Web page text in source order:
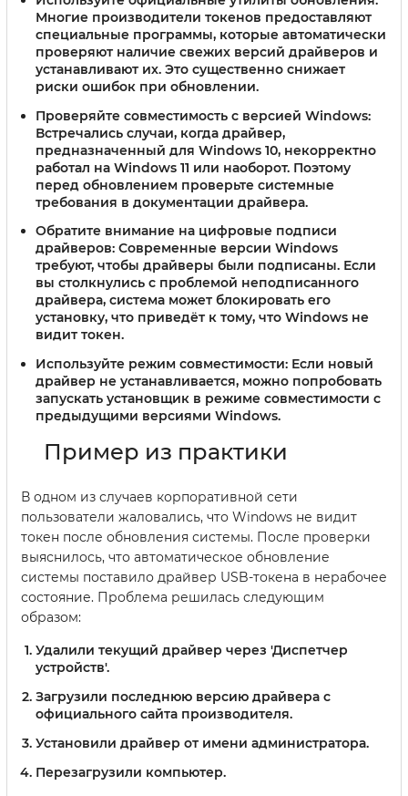
Многие производители токенов предоставляют
специальные программы, которые автоматически
проверяют наличие свежих версий драйверов и
устанавливают их. Это существенно снижает
риски ошибок при обновлении.
Проверяйте совместимость с версией Windows:
Встречались случаи, когда драйвер,
предназначенный для Windows 10, некорректно
работал на Windows 11 или наоборот. Поэтому
перед обновлением проверьте системные
требования в документации драйвера.
Обратите внимание на цифровые подписи
драйверов: Современные версии Windows
требуют, чтобы драйверы были подписаны. Если
вы столкнулись с проблемой неподписанного
драйвера, система может блокировать его
установку, что приведёт к тому, что Windows не
видит токен.
Используйте режим совместимости: Если новый
драйвер не устанавливается, можно попробовать
запускать установщик в режиме совместимости с
предыдущими версиями Windows.
Пример из практики
В одном из случаев корпоративной сети
пользователи жаловались, что Windows не видит
токен после обновления системы. После проверки
выяснилось, что автоматическое обновление
системы поставило драйвер USB-токена в нерабочее
состояние. Проблема решилась следующим
образом:
Удалили текущий драйвер через 'Диспетчер
устройств'.
Загрузили последнюю версию драйвера с
официального сайта производителя.
Установили драйвер от имени администратора.
Перезагрузили компьютер.